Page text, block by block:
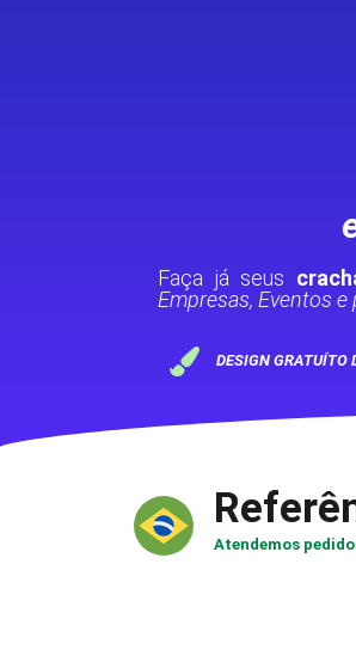
Faça já seus
Empresas, Eventos
DESIGN GRATUÍTO
Atendemos